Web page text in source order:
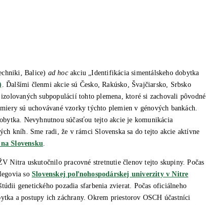
Balice) ad hocakciu „Identifikácia simentálskeho dobytka
. Ďalšími členmi akcie sú Česko, Rakúsko, Švajčiarsko, Srbsko
subpopulácií tohto plemena, ktoré si zachovali pôvodné
sú uchovávané vzorky týchto plemien v génových bankách.
Nevyhnutnou súčasťou tejto akcie je komunikácia
kníh. Sme radi, že v rámci Slovenska sa do tejto akcie aktívne
Slovensku.
Nitra uskutočnilo pracovné stretnutie členov tejto skupiny. Počas
soSlovenskej poľnohospodárskej univerzity v Nitre
genetického pozadia sfarbenia zvierat. Počas oficiálneho
a postupy ich záchrany. Okrem priestorov OSCH účastníci